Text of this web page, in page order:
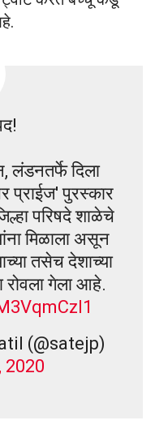
लंडनतर्फे दिला
प्राईज' पुरस्कार
परिषदे शाळेचे
मिळाला असून
तसेच देशाच्या
रोवला गेला आहे.
(@satejp)
2020